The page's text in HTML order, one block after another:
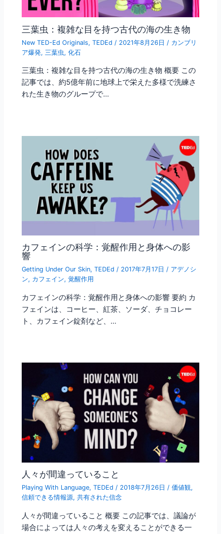
三葉虫：複雑な目を持つ古代の海の生き物
New TED-Ed Originals,TEDEd / 2021年8月26日 / カンブリ
ア爆発, 三葉虫 ,化石
三葉虫：複雑な目を持つ古代の海の生き物 概要 この
記事では、約5億年前に地球上で栄えた多様で洗練さ
れた生き物のグループで…
カフェインの科学：覚醒作用と身体への影
響
Getting Under Our Skin,TEDEd / 2017年7月17日/ アデノシ
ン, カフェイン,覚醒作用
カフェインの科学：覚醒作用と身体への影響 要約 カ
フェインは、コーヒー、紅茶、ソーダ、チョコレー
ト、カフェイン錠剤など、…
人々が間違っていること
Playing With Language,TEDEd / 2018年7月26日/価値観,
信頼できる情報源,共有された信念
人々が間違っていること 概要 この記事では、議論が
場合によっては人々の考えを変えることができる一